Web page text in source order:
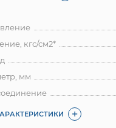
кгс/см2*
мм